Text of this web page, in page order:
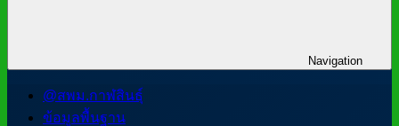
Navigation
@สพม.กาฬสินธุ์
ข้อมูลพื้นฐาน